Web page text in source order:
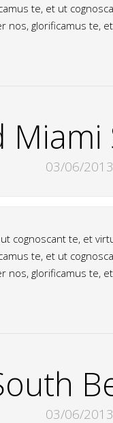
te, et ut
glorificamus te,
03/06/2013
cognoscant te, et
te, et ut
glorificamus te,
03/06/2013